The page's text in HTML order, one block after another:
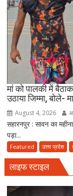
मां को पालकी में
उठाया जिम्मा, बोले-
August 4, 2026
सहारनपुर : सावन का
पड़ा...
Featured उत्तर प्रदेश
लाइफ स्टाइल